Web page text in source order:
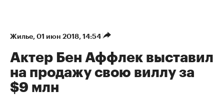
Жилье⁠, 01 июн 2018, 14:54
Актер Бен Аффлек выставил
на продажу свою виллу за
$9 млн